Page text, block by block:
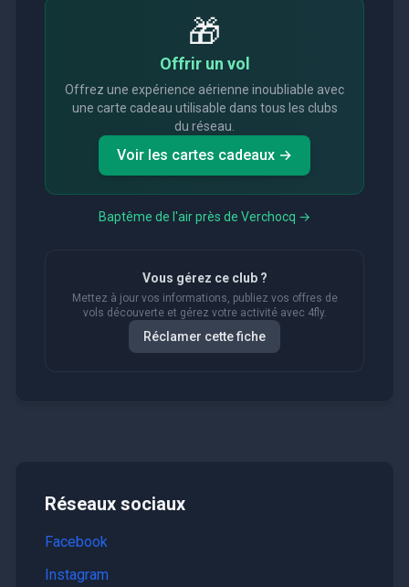
🎁
Offrir un vol
Offrez une expérience aérienne inoubliable avec
une carte cadeau utilisable dans tous les clubs
du réseau.
Voir les cartes cadeaux →
Baptême de l'air près de Verchocq →
Vous gérez ce club ?
Mettez à jour vos informations, publiez vos offres de
vols découverte et gérez votre activité avec 4fly.
Réclamer cette fiche
Réseaux sociaux
Facebook
Instagram